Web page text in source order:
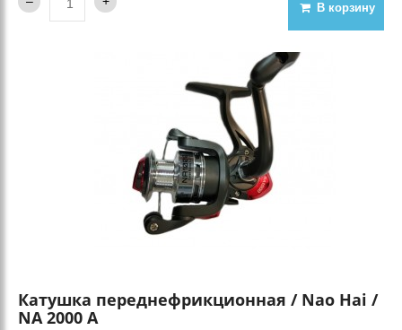
В корзину
Катушка переднефрикционная / Nao Hai /
NA 2000 А